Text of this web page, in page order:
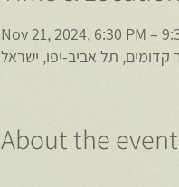
Nov 21, 2024, 6:30 PM –
קדומים, תל אביב-יפו, ישראל
About the event